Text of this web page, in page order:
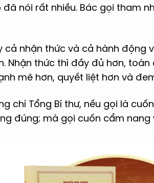
đã nói rất nhiều. Bác gọi tham
cả nhận thức và cả hành động
Nhận thức thì đầy đủ hơn, toàn
mẽ hơn, quyết liệt hơn và
chí Tổng Bí thư, nếu gọi là
đúng; mà gọi cuốn cẩm nang